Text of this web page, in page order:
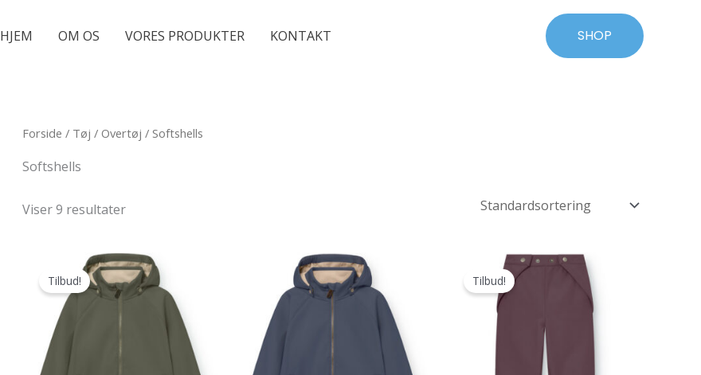
HJEM OM OS VORES PRODUKTER KONTAKT SHOP
Forside / Tøj / Overtøj / Softshells
Softshells
Viser 9 resultater
Tilbud! Tilbud!